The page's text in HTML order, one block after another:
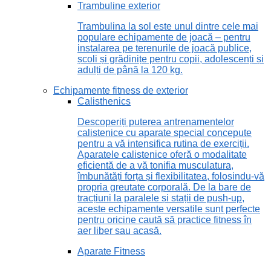
Trambuline exterior
Trambulina la sol este unul dintre cele mai
populare echipamente de joacă – pentru
instalarea pe terenurile de joacă publice,
școli și grădinițe pentru copii, adolescenți și
adulți de până la 120 kg.
Echipamente fitness de exterior
Calisthenics
Descoperiți puterea antrenamentelor
calistenice cu aparate special concepute
pentru a vă intensifica rutina de exerciții.
Aparatele calistenice oferă o modalitate
eficientă de a vă tonifia musculatura,
îmbunătăți forța și flexibilitatea, folosindu-vă
propria greutate corporală. De la bare de
tracțiuni la paralele și stații de push-up,
aceste echipamente versatile sunt perfecte
pentru oricine caută să practice fitness în
aer liber sau acasă.
Aparate Fitness